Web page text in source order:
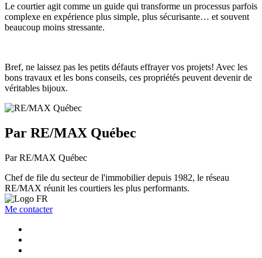
Le courtier agit comme un guide qui transforme un processus parfois
complexe en expérience plus simple, plus sécurisante… et souvent
beaucoup moins stressante.
Bref, ne laissez pas les petits défauts effrayer vos projets! Avec les
bons travaux et les bons conseils, ces propriétés peuvent devenir de
véritables bijoux.
Par RE/MAX Québec
Par RE/MAX Québec
Chef de file du secteur de l'immobilier depuis 1982, le réseau
RE/MAX réunit les courtiers les plus performants.
Me contacter